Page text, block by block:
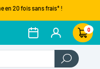
en 20 fois sans frais* !
0